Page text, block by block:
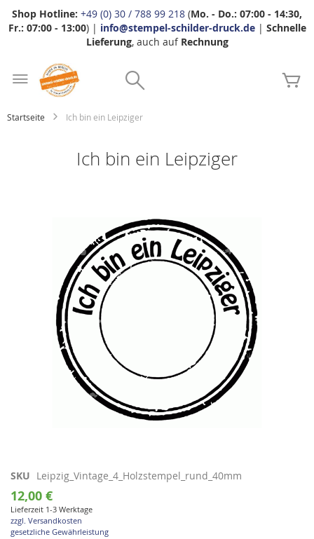
Shop Hotline: +49 (0) 30 / 788 99 218 (Mo. - Do.: 07:00 - 14:30,
Fr.: 07:00 - 13:00) | info@stempel-schilder-druck.de| Schnelle
Lieferung, auch auf Rechnung
Startseite Ich bin ein Leipziger
Ich bin ein Leipziger
Zum
Anfang
der
Bildgalerie
springen
SKU Leipzig_Vintage_4_Holzstempel_rund_40mm
12,00 €
Lieferzeit 1-3 Werktage
zzgl. Versandkosten
gesetzliche Gewährleistung